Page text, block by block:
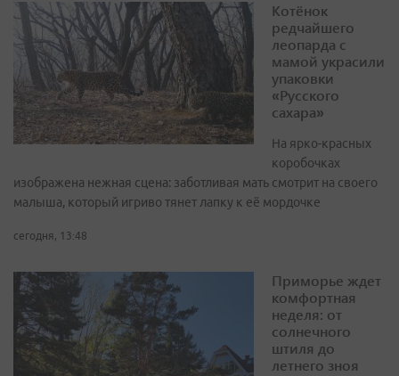
Котёнок
редчайшего
леопарда с
мамой украсили
упаковки
«Русского
сахара»
На ярко-красных
коробочках
изображена нежная сцена: заботливая мать смотрит на своего
малыша, который игриво тянет лапку к её мордочке
сегодня, 13:48
Приморье ждет
комфортная
неделя: от
солнечного
штиля до
летнего зноя